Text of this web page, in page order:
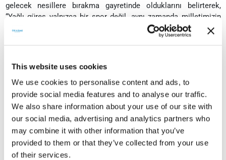
This website uses cookies
We use cookies to personalise content and ads, to
provide social media features and to analyse our traffic.
We also share information about your use of our site with
our social media, advertising and analytics partners who
may combine it with other information that you’ve
provided to them or that they’ve collected from your use
of their services.
gelecek nesillere bırakma gayretinde olduklarını belirterek,
“Yağlı güreş yalnızca bir spor değil, aynı zamanda milletimizin
asırlardır taşıdığı kültürel bir mirastır. CW Enerji olarak, bu
mirasın korunmasına ve gelecek nesillere aktarılmasına katkıda
bağlılığımızı ve bu alandaki sorumluluğumuzu bir kez daha
ortaya koyuyoruz” dedi.
Tarihi çok eski yıllara kadar giden Ata sporuna destek olmayı
kendilerine görev bildiklerine dikkat çeken Sarvan, ligin isim
sponsoru olmanın mutluluğu ve gururu içinde olduklarını
vurguladı.
Çalışmalarımızı sürdüreceğiz